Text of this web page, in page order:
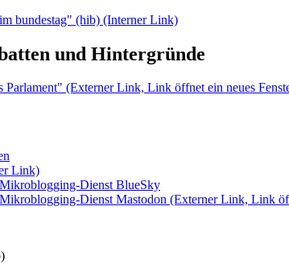
bundestag" (hib) (Interner Link)
und Hintergründe
Parlament" (Externer Link, Link öffnet ein neues
Link)
Dienst BlueSky
Dienst Mastodon (Externer Link, Link